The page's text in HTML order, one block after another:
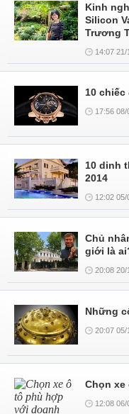
Kinh
Silicon
Trương
14:07 21/
10
17:56 08/
10 dinh
2014
12:02 05/
Chủ
giới là
20:08 20/
Những
20:07 05/
Chọn
12:08 06/